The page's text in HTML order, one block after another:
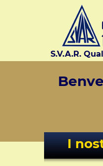
S.V.A.R.
I